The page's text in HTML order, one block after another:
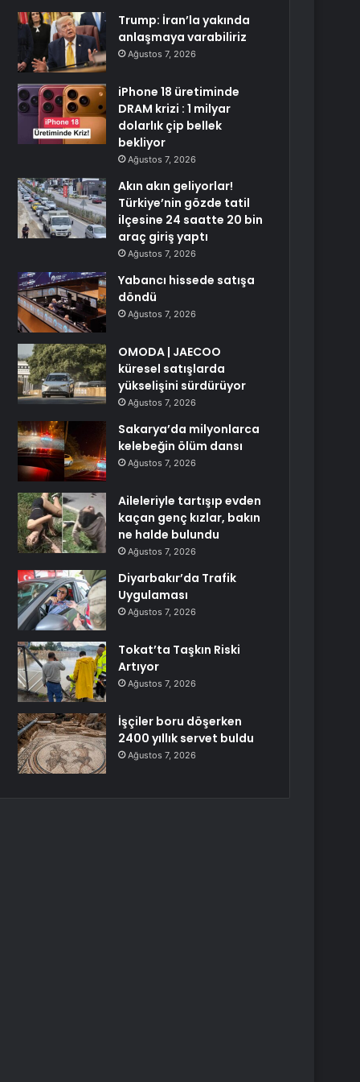
Trump: İran’la yakında
anlaşmaya varabiliriz
Ağustos 7, 2026
iPhone 18 üretiminde
DRAM krizi : 1 milyar
dolarlık çip bellek
bekliyor
Ağustos 7, 2026
Akın akın geliyorlar!
Türkiye’nin gözde tatil
ilçesine 24 saatte 20 bin
araç giriş yaptı
Ağustos 7, 2026
Yabancı hissede satışa
döndü
Ağustos 7, 2026
OMODA | JAECOO
küresel satışlarda
yükselişini sürdürüyor
Ağustos 7, 2026
Sakarya’da milyonlarca
kelebeğin ölüm dansı
Ağustos 7, 2026
Aileleriyle tartışıp evden
kaçan genç kızlar, bakın
ne halde bulundu
Ağustos 7, 2026
Diyarbakır’da Trafik
Uygulaması
Ağustos 7, 2026
Tokat’ta Taşkın Riski
Artıyor
Ağustos 7, 2026
İşçiler boru döşerken
2400 yıllık servet buldu
Ağustos 7, 2026